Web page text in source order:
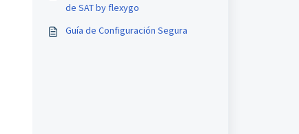
de SAT by flexygo
Guía de Configuración Segura